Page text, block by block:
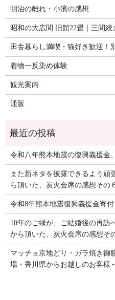
明治の離れ・小濱の感想
昭和の大広間 旧館22畳｜三間続
田舎暮らし満喫・猫好き歓迎！
着物一反染め体験
観光案内
通販
令和八年熊本地震の復興義援金
また新ネタを披露できるよう頑
ら頂いた、炭火会席の感想その
令和8年熊本地震復興義援金寄
10年のご縁が、ご結婚後の再訪
から頂いた、炭火会席の感想そ
マッチョ京地どり・ガラ焼き御
場・香川県からお越しのお客様